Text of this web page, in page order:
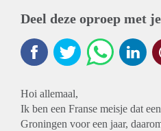
Deel deze oproep met
Hoi allemaal,
Ik ben een Franse meisje dat
Groningen voor een jaar,